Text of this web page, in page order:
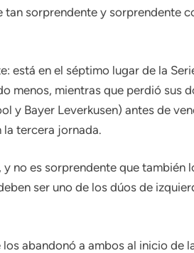
tan sorprendente y sorprendente
está en el séptimo lugar de la
menos, mientras que perdió sus
y Bayer Leverkusen) antes de
tercera jornada.
no es sorprendente que también
ser uno de los dúos de
abandonó a ambos al inicio de